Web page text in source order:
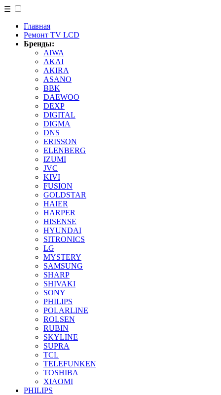
☰
Главная
Ремонт TV LCD
Бренды:
AIWA
AKAI
AKIRA
ASANO
BBK
DAEWOO
DEXP
DIGITAL
DIGMA
DNS
ERISSON
ELENBERG
IZUMI
JVC
KIVI
FUSION
GOLDSTAR
HAIER
HARPER
HISENSE
HYUNDAI
SITRONICS
LG
MYSTERY
SAMSUNG
SHARP
SHIVAKI
SONY
PHILIPS
POLARLINE
ROLSEN
RUBIN
SKYLINE
SUPRA
TCL
TELEFUNKEN
TOSHIBA
XIAOMI
PHILIPS